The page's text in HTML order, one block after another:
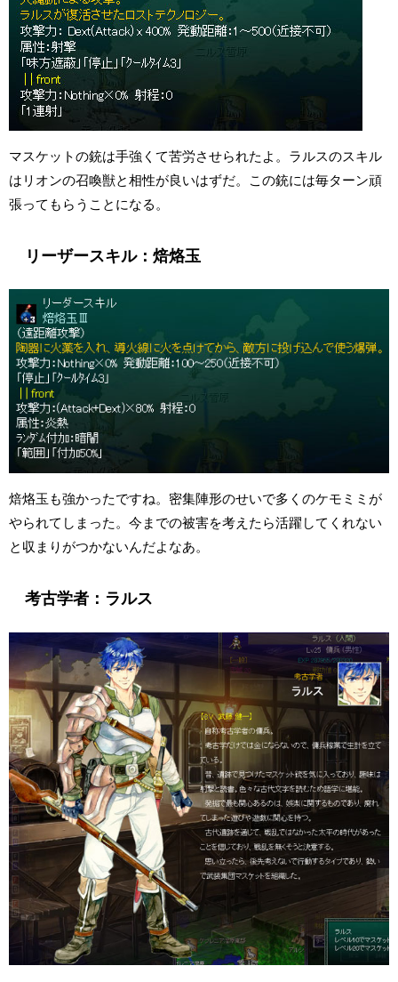
マスケットの銃は手強くて苦労させられたよ。ラルスのスキル
はリオンの召喚獣と相性が良いはずだ。この銃には毎ターン頑
張ってもらうことになる。
リーザースキル：焙烙玉
焙烙玉も強かったですね。密集陣形のせいで多くのケモミミが
やられてしまった。今までの被害を考えたら活躍してくれない
と収まりがつかないんだよなあ。
考古学者：ラルス